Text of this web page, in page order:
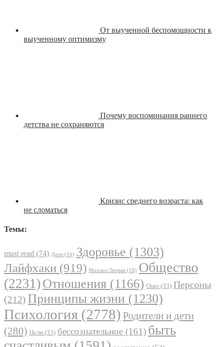
От выученной беспомощности к
выученному оптимизму
Почему воспоминания раннего
детства не сохраняются
Кризис среднего возраста: как
не сломаться
Темы:
must read (74) Дети (16) Здоровье (1303)
Лайфхаки (919) Михаил Литвак (18) Общество
(2231) Отношения (1166) Ошо (33) Персоны
(212) Принципы жизни (1230)
Психология (2778) Родители и дети
(280) Цели (33) бессознательное (161) быть